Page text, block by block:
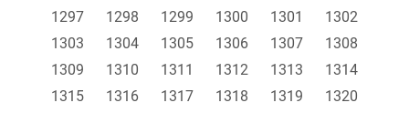
1297
1298 1299 1300 1301
1302
1303
1304 1305 1306 1307
1308
1309
1310 1311 1312 1313
1314
1315
1316 1317 1318 1319
1320